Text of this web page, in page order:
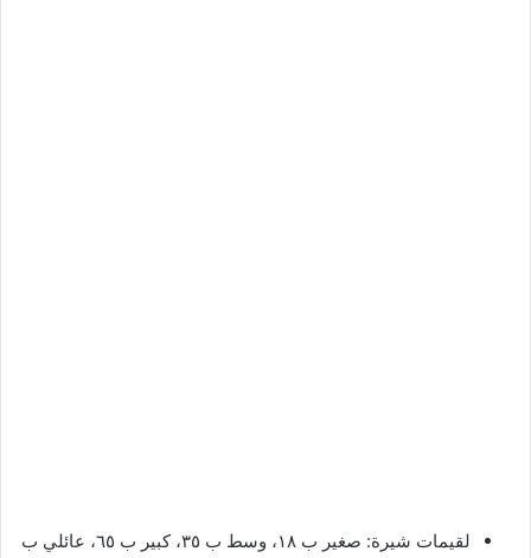
لقيمات شيرة: صغير ب ١٨، وسط ب ٣٥، كبير ب ٦٥، عائلي ب